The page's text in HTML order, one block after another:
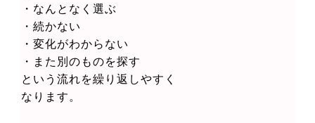
・なんとなく選ぶ
・続かない
・変化がわからない
・また別のものを探す
という流れを繰り返しやすく
なります。